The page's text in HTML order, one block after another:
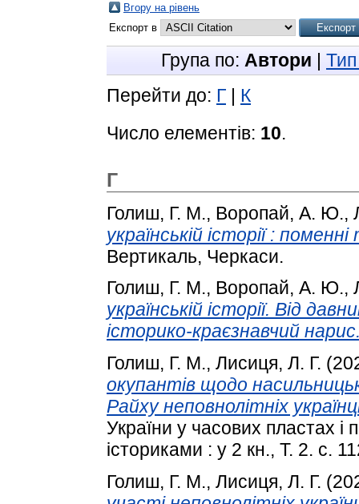
Вгору на рівень
Експорт в
Група по: Автори |
Перейти до: Г | К
Число елементів: 10.
Г
Голиш, Г. М., Воропай, А. Ю.,
українській історії :
Вертикаль, Черкаси.
Голиш, Г. М., Воропай, А. Ю.,
українській історії. Від
історико-краєзнавчий
Голиш, Г. М., Лисиця, Л. Г.
окупантів щодо
Райху неповнолітніх
України у часових пластах
істориками : у 2 кн., Т. 2. с.
Голиш, Г. М., Лисиця, Л. Г.